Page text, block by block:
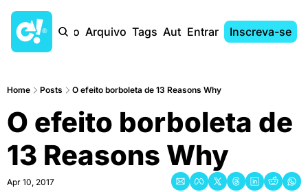
Início Arquivo Tags AutoresEntrar Inscreva-se
Home Posts O efeito borboleta de 13 Reasons Why
O efeito borboleta de
13 Reasons Why
Apr 10, 2017